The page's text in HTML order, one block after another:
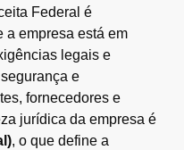
Federal é
a empresa está em
legais e
e
fornecedores e
jurídica da empresa é
, o que define a